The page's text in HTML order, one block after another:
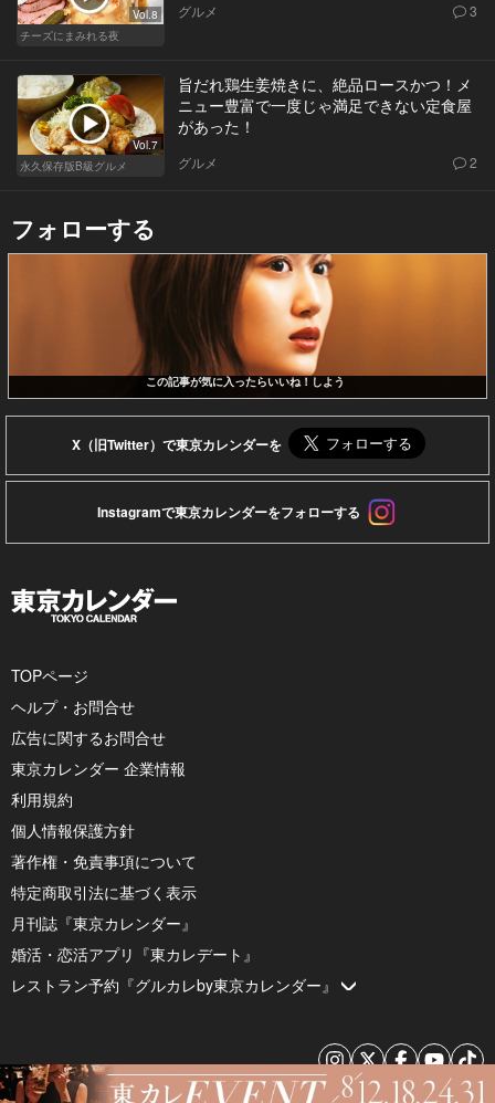
Vol.8
チーズにまみれる夜
グルメ 3
Vol.7
永久保存版B級グルメ
旨だれ鶏生姜焼きに、絶品ロースかつ！メ
ニュー豊富で一度じゃ満足できない定食屋
があった！
グルメ 2
フォローする
この記事が気に入ったらいいね！しよう
X（旧Twitter）で東京カレンダーを
Instagramで東京カレンダーをフォローする
TOPページ
ヘルプ・お問合せ
広告に関するお問合せ
東京カレンダー 企業情報
利用規約
個人情報保護方針
著作権・免責事項について
特定商取引法に基づく表示
月刊誌『東京カレンダー』
婚活・恋活アプリ『東カレデート』
レストラン予約『グルカレby東京カレンダー』
© 2026 by Tokyo Calendar, Inc.